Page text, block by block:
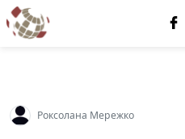
Роксолана Мережко